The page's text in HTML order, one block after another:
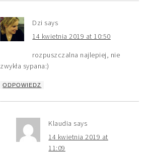
Dzi says
14 kwietnia 2019 at 10:50
rozpuszczalna najlepiej, nie
zwykła sypana:)
ODPOWIEDZ
Klaudia says
14 kwietnia 2019 at
11:09